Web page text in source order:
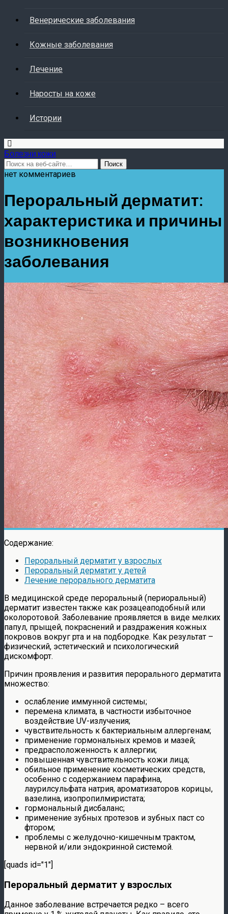
Венерические заболевания
Кожные заболевания
Лечение
Наросты на коже
Истории
Болезни кожи
нет комментариев
Пероральный дерматит:
характеристика и причины
возникновения
заболевания
Содержание:
Пероральный дерматит у взрослых
Пероральный дерматит у детей
Лечение перорального дерматита
В медицинской среде пероральный (периоральный)
дерматит известен также как розацеаподобный или
околоротовой. Заболевание проявляется в виде мелких
папул, прыщей, покраснений и раздражения кожных
покровов вокруг рта и на подбородке. Как результат –
физический, эстетический и психологический
дискомфорт.
Причин проявления и развития перорального дерматита
множество:
ослабление иммунной системы;
перемена климата, в частности избыточное
воздействие UV-излучения;
чувствительность к бактериальным аллергенам;
применение гормональных кремов и мазей;
предрасположенность к аллергии;
повышенная чувствительность кожи лица;
обильное применение косметических средств,
особенно с содержанием парафина,
лаурилсульфата натрия, ароматизаторов корицы,
вазелина, изопропилмиристата;
гормональный дисбаланс;
применение зубных протезов и зубных паст со
фтором;
проблемы с желудочно-кишечным трактом,
нервной и/или эндокринной системой.
[quads id="1"]
Пероральный дерматит у взрослых
Данное заболевание встречается редко – всего